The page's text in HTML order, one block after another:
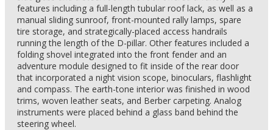
features including a full-length tubular roof lack, as well as a
manual sliding sunroof, front-mounted rally lamps, spare
tire storage, and strategically-placed access handrails
running the length of the D-pillar. Other features included a
folding shovel integrated into the front fender and an
adventure module designed to fit inside of the rear door
that incorporated a night vision scope, binoculars, flashlight
and compass. The earth-tone interior was finished in wood
trims, woven leather seats, and Berber carpeting. Analog
instruments were placed behind a glass band behind the
steering wheel.